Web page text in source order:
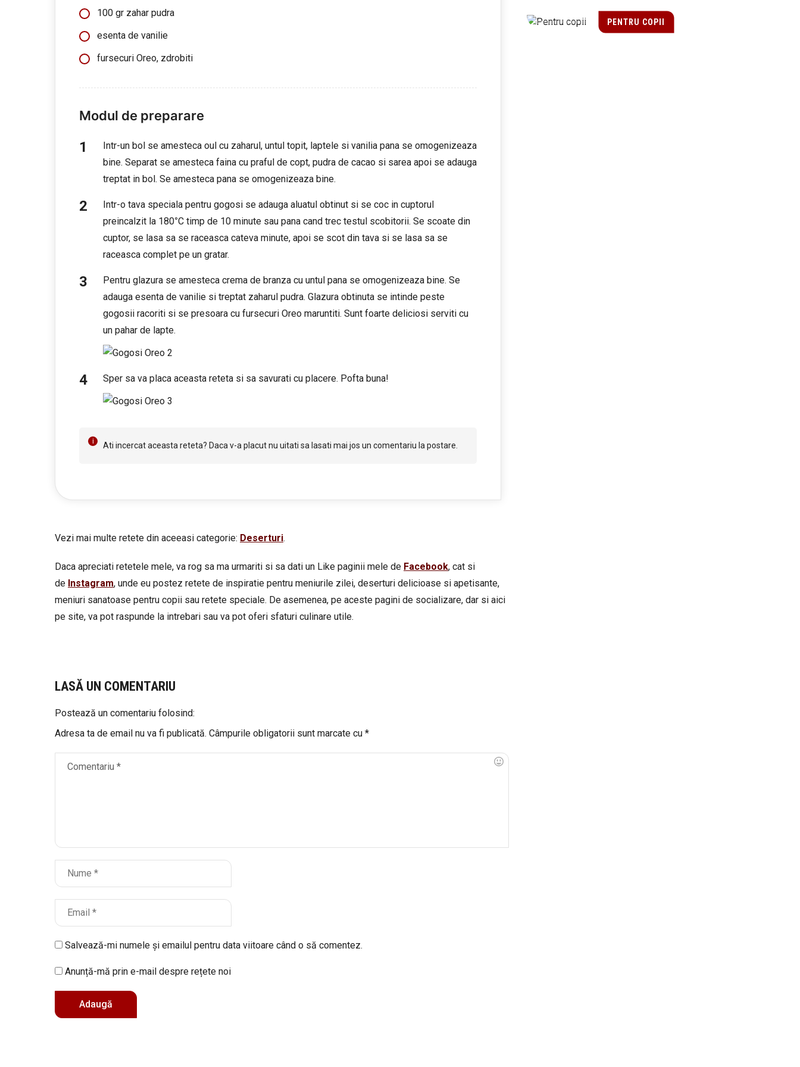
100 gr zahar pudra
esenta de vanilie
fursecuri Oreo, zdrobiti
Modul de preparare
Intr-un bol se amesteca oul cu zaharul, untul topit, laptele si vanilia pana se omogenizeaza
bine. Separat se amesteca faina cu praful de copt, pudra de cacao si sarea apoi se adauga
treptat in bol. Se amesteca pana se omogenizeaza bine.
Intr-o tava speciala pentru gogosi se adauga aluatul obtinut si se coc in cuptorul
preincalzit la 180°C timp de 10 minute sau pana cand trec testul scobitorii. Se scoate din
cuptor, se lasa sa se raceasca cateva minute, apoi se scot din tava si se lasa sa se
raceasca complet pe un gratar.
Pentru glazura se amesteca crema de branza cu untul pana se omogenizeaza bine. Se
adauga esenta de vanilie si treptat zaharul pudra. Glazura obtinuta se intinde peste
gogosii racoriti si se presoara cu fursecuri Oreo maruntiti. Sunt foarte deliciosi serviti cu
un pahar de lapte.
Sper sa va placa aceasta reteta si sa savurati cu placere. Pofta buna!
Ati incercat aceasta reteta? Daca v-a placut nu uitati sa lasati mai jos un comentariu la postare.
Vezi mai multe retete din aceeasi categorie: Deserturi.
Daca apreciati retetele mele, va rog sa ma urmariti si sa dati un Like paginii mele de Facebook, cat si
de Instagram, unde eu postez retete de inspiratie pentru meniurile zilei, deserturi delicioase si apetisante,
meniuri sanatoase pentru copii sau retete speciale. De asemenea, pe aceste pagini de socializare, dar si aici
pe site, va pot raspunde la intrebari sau va pot oferi sfaturi culinare utile.
LASĂ UN COMENTARIU
Postează un comentariu folosind:
Adresa ta de email nu va fi publicată. Câmpurile obligatorii sunt marcate cu *
Salvează-mi numele și emailul pentru data viitoare când o să comentez.
Anunță-mă prin e-mail despre rețete noi
PENTRU COPII